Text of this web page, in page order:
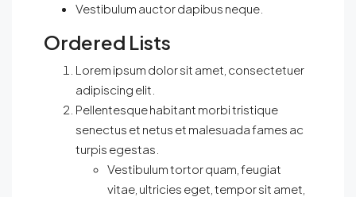
Vestibulum auctor dapibus neque.
Ordered Lists
Lorem ipsum dolor sit amet, consectetuer
adipiscing elit.
Pellentesque habitant morbi tristique
senectus et netus et malesuada fames ac
turpis egestas.
Vestibulum tortor quam, feugiat
vitae, ultricies eget, tempor sit amet,